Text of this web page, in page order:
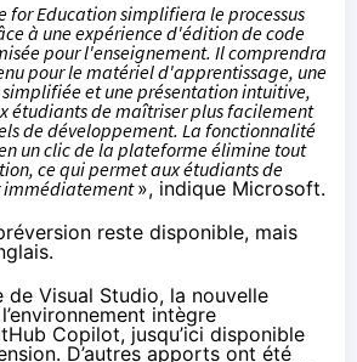
for Education simplifiera le processus
à une expérience d'édition de code
pour l'enseignement. Il comprendra
pour le matériel d'apprentissage, une
et une présentation intuitive,
étudiants de maîtriser plus facilement
de développement. La fonctionnalité
un clic de la plateforme élimine tout
ce qui permet aux étudiants de
immédiatement», indique Microsoft.
reste disponible, mais
de Visual Studio, la nouvelle
intègre
Copilot, jusqu’ici disponible
D’autres apports ont été